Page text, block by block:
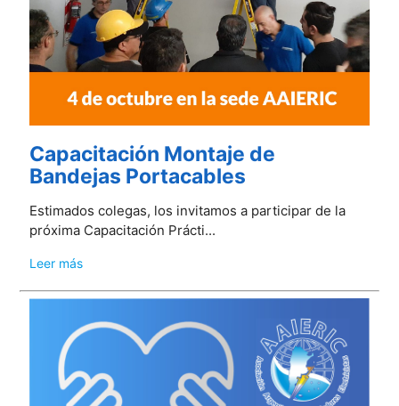
Capacitación Montaje de
Bandejas Portacables
Estimados colegas, los invitamos a participar de la
próxima Capacitación Prácti...
Leer más